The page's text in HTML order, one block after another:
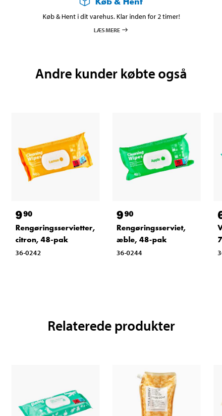
Køb & Hent i dit varehus. Klar inden for 2 timer!
LÆS MERE
Andre kunder købte også
990
Rengøringsservietter,
citron, 48-pak
36-0242
990
Rengøringsserviet,
æble, 48-pak
36-0244
Relaterede produkter